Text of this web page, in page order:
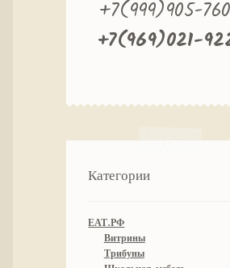
+7(999)905-
+7(969)021-
Категории
ЕАТ.РФ
Витрины
Трибуны